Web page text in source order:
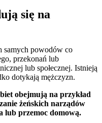
się na
samych powodów co
przekonań lub
lub społecznej. Istnieją
dotykają mężczyzn.
obejmują na przykład
żeńskich narządów
lub przemoc domową.